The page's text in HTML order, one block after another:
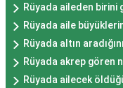
Rüyada aileden birini
Rüyada aile
Rüyada altın
Rüyada akrep gören
Rüyada ailecek